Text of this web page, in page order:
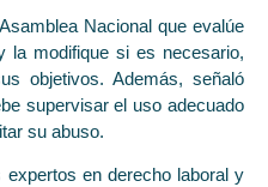
Nacional que evalúe
la modifique si es necesario,
objetivos. Además, señaló
supervisar el uso adecuado
su abuso.
expertos en derecho laboral y